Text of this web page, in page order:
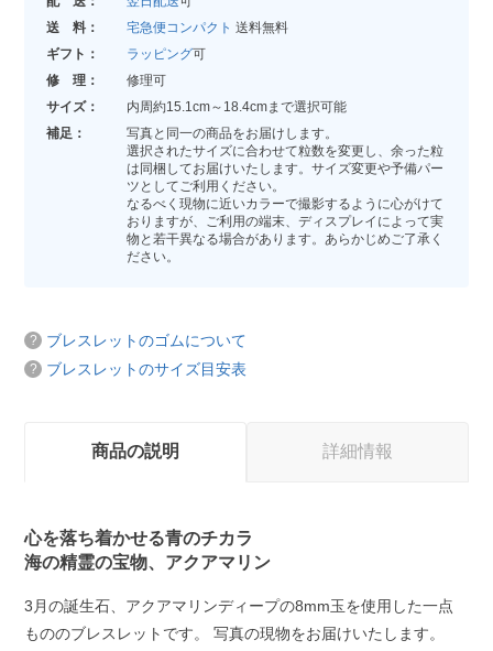
送 料：
宅急便コンパクト 送料無料
ギフト：
ラッピング可
修 理：
修理可
サイズ：
内周約15.1cm～18.4cmまで選択可能
補足：
写真と同一の商品をお届けします。
選択されたサイズに合わせて粒数を変更し、余った粒
は同梱してお届けいたします。サイズ変更や予備パー
ツとしてご利用ください。
なるべく現物に近いカラーで撮影するように心がけて
おりますが、ご利用の端末、ディスプレイによって実
物と若干異なる場合があります。あらかじめご了承く
ださい。
ブレスレットのゴムについて
ブレスレットのサイズ目安表
商品の説明 詳細情報
心を落ち着かせる青のチカラ
海の精霊の宝物、アクアマリン
3月の誕生石、アクアマリンディープの8mm玉を使用した一点
もののブレスレットです。 写真の現物をお届けいたします。